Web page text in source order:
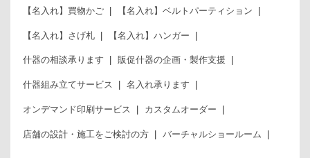
【名入れ】買物かご 【名入れ】ベルトパーティション
【名入れ】さげ札 【名入れ】ハンガー
什器の相談承ります 販促什器の企画・製作支援
什器組み立てサービス 名入れ承ります
オンデマンド印刷サービス カスタムオーダー
店舗の設計・施工をご検討の方 バーチャルショールーム